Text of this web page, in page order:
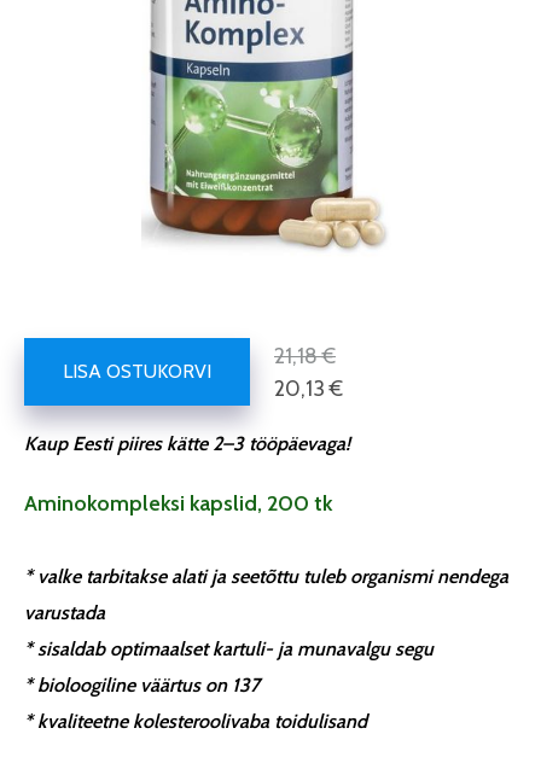
LISA OSTUKORVI
21,18 €
20,13 €
Kaup Eesti piires kätte 2–3 tööpäevaga!
Aminokompleksi kapslid, 200 tk
* valke tarbitakse alati ja seetõttu tuleb organismi nendega
varustada
* sisaldab optimaalset kartuli- ja munavalgu segu
* bioloogiline väärtus on 137
* kvaliteetne kolesteroolivaba toidulisand